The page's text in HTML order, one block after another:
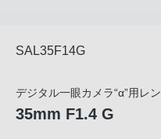
SAL35F14G
デジタル一眼カメラ“α”用レ
35mm F1.4 G